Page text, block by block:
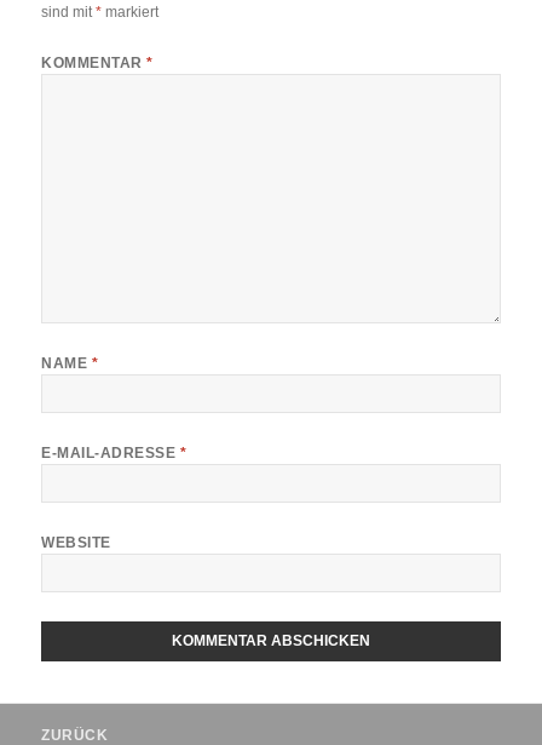
sind mit* markiert
KOMMENTAR*
NAME *
E-MAIL-ADRESSE *
WEBSITE
ZURÜCK